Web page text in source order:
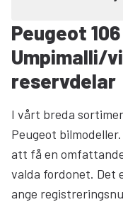
Peugeot 106
Umpimalli/
reservdelar
I vårt breda
Peugeot
att få en
valda fordonet. Det
ange